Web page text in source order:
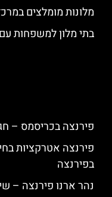
מלונות מומלצים
בתי מלון למשפחות
פירנצה בכריסמס –
פירנצה אטרקציות
בפירנצה
נהר ארנו פירנצה –